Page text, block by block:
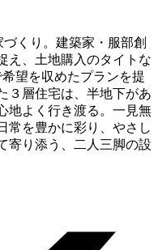
くり。建築家・服部創
え、土地購入のタイトな
望を収めたプランを提
３層住宅は、半地下があ
地よく行き渡る。一見無
常を豊かに彩り、やさし
寄り添う、二人三脚の設